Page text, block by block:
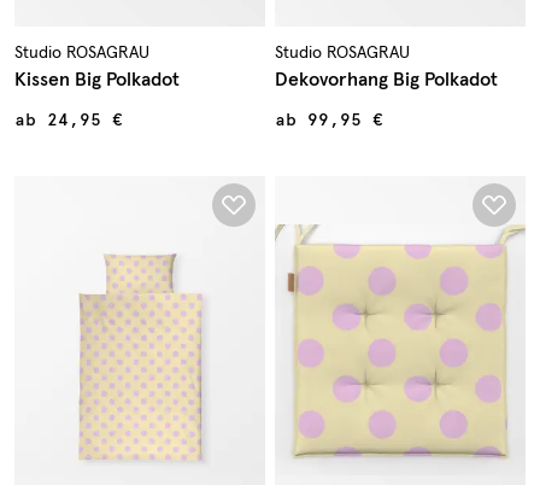
Studio ROSAGRAU
Kissen Big Polkadot
ab 24,95 €
Studio ROSAGRAU
Dekovorhang Big Polkadot
ab 99,95 €